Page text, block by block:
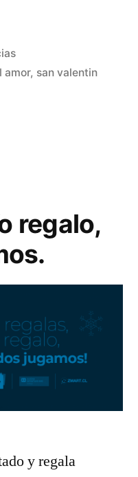
amor, san valentin
regalo,
y regala